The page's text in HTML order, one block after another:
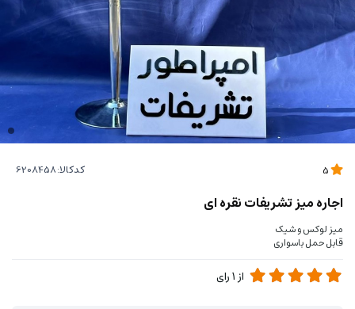
کدکالا:
اجاره میز تشریفات نقره ای
میز لوکس و شیک
قابل حمل باسواری
از 1رای